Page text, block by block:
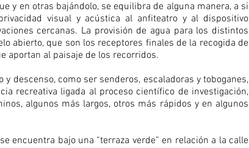
y en otras bajándolo, se equilibra de alguna manera, a si
visual y acústica al anfiteatro y al dispositivo
cercanas. La provisión de agua para los distintos
abierto, que son los receptores finales de la recogida de
aportan al paisaje de los recorridos.
descenso, como ser senderos, escaladoras y toboganes,
recreativa ligada al proceso científico de investigación,
algunos más largos, otros más rápidos y en algunos
encuentra bajo una “terraza verde” en relación a la calle